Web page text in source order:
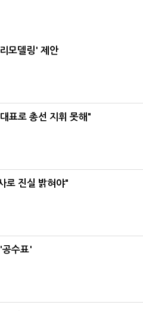
모델링' 제안
표로 총선 지휘 못해"
로 진실 밝혀야"
공수표'